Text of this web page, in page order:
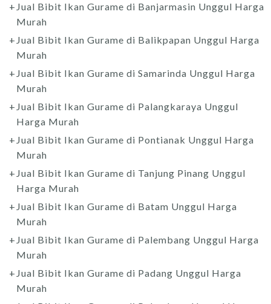
Jual Bibit Ikan Gurame di Banjarmasin Unggul Harga
Murah
Jual Bibit Ikan Gurame di Balikpapan Unggul Harga
Murah
Jual Bibit Ikan Gurame di Samarinda Unggul Harga
Murah
Jual Bibit Ikan Gurame di Palangkaraya Unggul
Harga Murah
Jual Bibit Ikan Gurame di Pontianak Unggul Harga
Murah
Jual Bibit Ikan Gurame di Tanjung Pinang Unggul
Harga Murah
Jual Bibit Ikan Gurame di Batam Unggul Harga
Murah
Jual Bibit Ikan Gurame di Palembang Unggul Harga
Murah
Jual Bibit Ikan Gurame di Padang Unggul Harga
Murah